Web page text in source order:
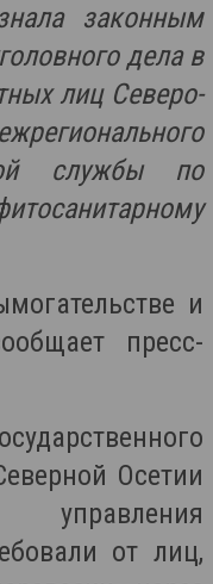
законным
дела в
лиц Северо-
службы по
и
пресс-
Осетии
управления
от лиц,